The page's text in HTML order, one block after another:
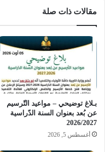
مقالات ذات صلة
بـلاغ توضيحي – مواعيد التّرسيم
عن بُعد بعنوان السنة الدّراسية
2026/2027
أغسطس 5, 2026